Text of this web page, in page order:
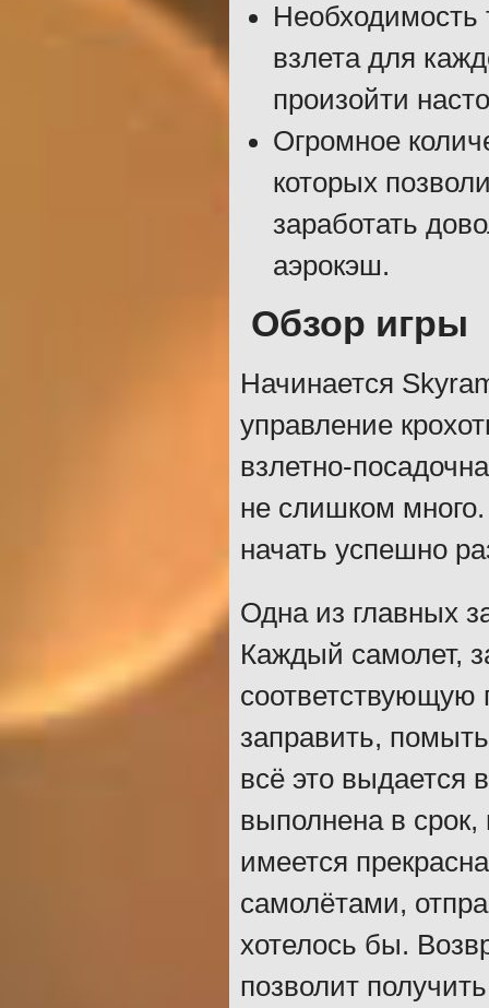
Необходимость
взлета для
произойти
Огромное
которых
заработать
аэрокэш.
Обзор игры
Начинается
управление
взлетно-
не слишком много.
начать успешно
Одна из главных
Каждый самолет,
соответствующую
заправить,
всё это выдается
выполнена в срок,
имеется
самолётами,
хотелось бы.
позволит